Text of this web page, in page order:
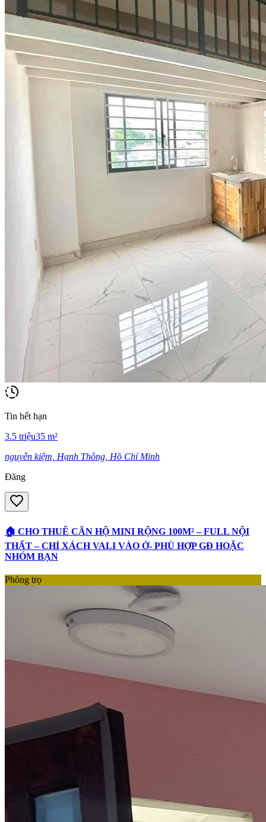
Tin hết hạn
3.5 triệu35 m²
nguyễn kiệm, Hạnh Thông, Hồ Chí Minh
Đăng
🏠 CHO THUÊ CĂN HỘ MINI RỘNG 100M² – FULL NỘI
THẤT – CHỈ XÁCH VALI VÀO Ở- PHÙ HỢP GĐ HOẶC
NHÓM BẠN
Phòng trọ